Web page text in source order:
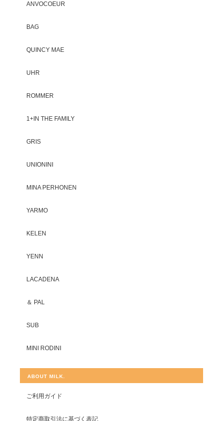
ANVOCOEUR
BAG
QUINCY MAE
UHR
ROMMER
1+IN THE FAMILY
GRIS
UNIONINI
MINA PERHONEN
YARMO
KELEN
YENN
LACADENA
＆ PAL
SUB
MINI RODINI
ABOUT MILK.
ご利用ガイド
特定商取引法に基づく表記